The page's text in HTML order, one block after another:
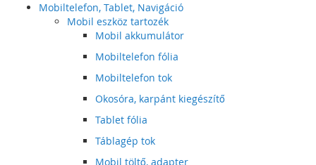
Mobiltelefon, Tablet, Navigáció
Mobil eszköz tartozék
Mobil akkumulátor
Mobiltelefon fólia
Mobiltelefon tok
Okosóra, karpánt kiegészítő
Tablet fólia
Táblagép tok
Mobil töltő, adapter